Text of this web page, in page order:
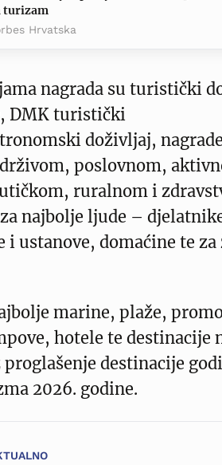
turizam
Hrvatska
nagrada su turistički
DMK turistički
doživljaj,
poslovnom,
ruralnom i
najbolje ljude –
ustanove, domaćine te za
marine, plaže,
hotele te destinacije
destinacije
2026. godine.